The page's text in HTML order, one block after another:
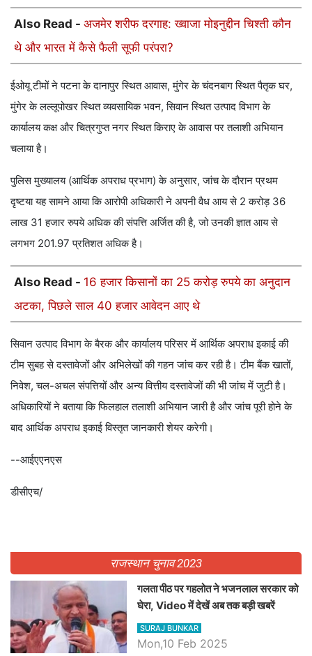
Also Read - अजमेर शरीफ दरगाह: ख्वाजा मोइनुद्दीन चिश्ती कौन
थे और भारत में कैसे फैली सूफी परंपरा?
ईओयू टीमों ने पटना के दानापुर स्थित आवास, मुंगेर के चंदनबाग स्थित पैतृक घर,
मुंगेर के लल्लूपोखर स्थित व्यवसायिक भवन, सिवान स्थित उत्पाद विभाग के
कार्यालय कक्ष और चित्रगुप्त नगर स्थित किराए के आवास पर तलाशी अभियान
चलाया है।
पुलिस मुख्यालय (आर्थिक अपराध प्रभाग) के अनुसार, जांच के दौरान प्रथम
दृष्टया यह सामने आया कि आरोपी अधिकारी ने अपनी वैध आय से 2 करोड़ 36
लाख 31 हजार रुपये अधिक की संपत्ति अर्जित की है, जो उनकी ज्ञात आय से
लगभग 201.97 प्रतिशत अधिक है।
Also Read - 16 हजार किसानों का 25 करोड़ रुपये का अनुदान
अटका, पिछले साल 40 हजार आवेदन आए थे
सिवान उत्पाद विभाग के बैरक और कार्यालय परिसर में आर्थिक अपराध इकाई की
टीम सुबह से दस्तावेजों और अभिलेखों की गहन जांच कर रही है। टीम बैंक खातों,
निवेश, चल-अचल संपत्तियों और अन्य वित्तीय दस्तावेजों की भी जांच में जुटी है।
अधिकारियों ने बताया कि फिलहाल तलाशी अभियान जारी है और जांच पूरी होने के
बाद आर्थिक अपराध इकाई विस्तृत जानकारी शेयर करेगी।
--आईएएनएस
डीसीएच/
राजस्थान चुनाव 2023
गलता पीठ पर गहलोत ने भजनलाल सरकार को
घेरा, Video में देखें अब तक बड़ी खबरें
SURAJ BUNKAR
Mon,10 Feb 2025